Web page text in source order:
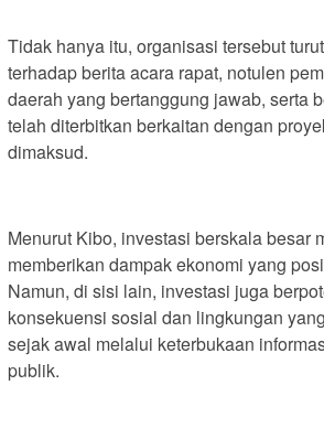
Tidak hanya itu, organisasi tersebut
terhadap berita acara rapat, notulen
daerah yang bertanggung jawab, serta
telah diterbitkan berkaitan dengan
dimaksud.
Menurut Kibo, investasi berskala besar
memberikan dampak ekonomi yang
Namun, di sisi lain, investasi juga
konsekuensi sosial dan lingkungan
sejak awal melalui keterbukaan
publik.